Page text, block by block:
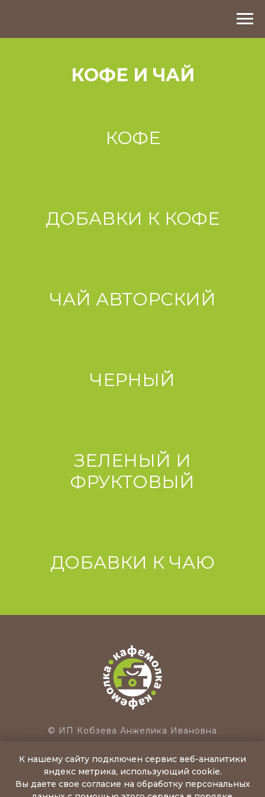
КОФЕ И ЧАЙ
КОФЕ
ДОБАВКИ К КОФЕ
ЧАЙ АВТОРСКИЙ
ЧЕРНЫЙ
ЗЕЛЕНЫЙ И
ФРУКТОВЫЙ
ДОБАВКИ К ЧАЮ
© ИП Кобзева Анжелика Ивановна
171283, Тверская обл., Конаковский р-н,
д.Вахромеево, ул.Лиговка, д.20 А
САЙТ НЕ ЯВЛЯЕТСЯ СРЕДСТВОМ МАССОВОЙ
К нашему сайту подключен сервис веб-аналитики
яндекс метрика, использующий cookie.
Вы даете свое согласие на обработку персональных